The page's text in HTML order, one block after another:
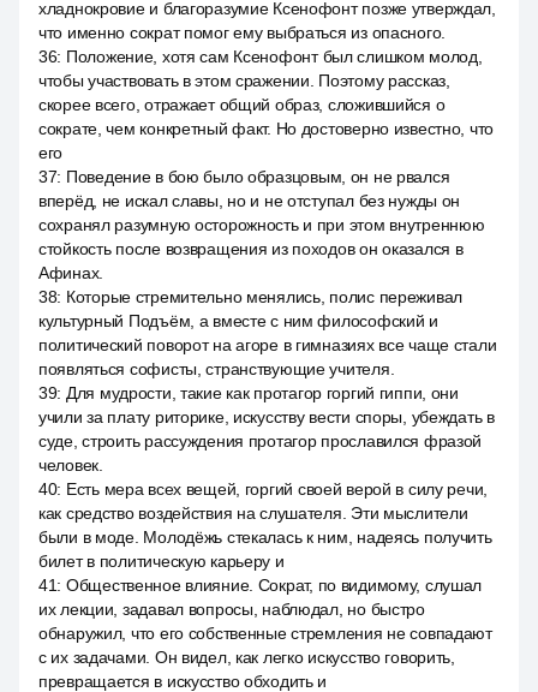
хладнокровие и благоразумие Ксенофонт позже утверждал,
что именно сократ помог ему выбраться из опасного.
36: Положение, хотя сам Ксенофонт был слишком молод,
чтобы участвовать в этом сражении. Поэтому рассказ,
скорее всего, отражает общий образ, сложившийся о
сократе, чем конкретный факт. Но достоверно известно, что
его
37: Поведение в бою было образцовым, он не рвался
вперёд, не искал славы, но и не отступал без нужды он
сохранял разумную осторожность и при этом внутреннюю
стойкость после возвращения из походов он оказался в
Афинах.
38: Которые стремительно менялись, полис переживал
культурный Подъём, а вместе с ним философский и
политический поворот на агоре в гимназиях все чаще стали
появляться софисты, странствующие учителя.
39: Для мудрости, такие как протагор горгий гиппи, они
учили за плату риторике, искусству вести споры, убеждать в
суде, строить рассуждения протагор прославился фразой
человек.
40: Есть мера всех вещей, горгий своей верой в силу речи,
как средство воздействия на слушателя. Эти мыслители
были в моде. Молодёжь стекалась к ним, надеясь получить
билет в политическую карьеру и
41: Общественное влияние. Сократ, по видимому, слушал
их лекции, задавал вопросы, наблюдал, но быстро
обнаружил, что его собственные стремления не совпадают
с их задачами. Он видел, как легко искусство говорить,
превращается в искусство обходить и